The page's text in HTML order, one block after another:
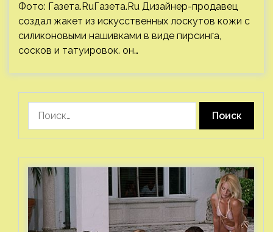
Фото: Газета.RuГазета.Ru Дизайнер-продавец
создал жакет из искусственных лоскутов кожи с
силиконовыми нашивками в виде пирсинга,
сосков и татуировок. он…